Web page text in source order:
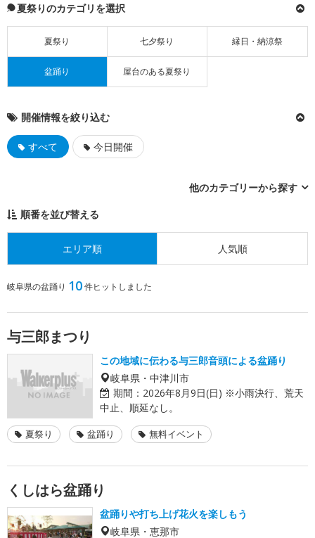
夏祭りのカテゴリを選択
夏祭り 七夕祭り 縁日・納涼祭
盆踊り 屋台のある夏祭り
開催情報を絞り込む
すべて 今日開催
他のカテゴリーから探す
順番を並び替える
エリア順 人気順
岐阜県の盆踊り 10件ヒットしました
与三郎まつり
この地域に伝わる与三郎音頭による盆踊り
岐阜県・中津川市
期間： 2026年8月9日(日) ※小雨決行、荒天
中止、順延なし。
夏祭り 盆踊り 無料イベント
くしはら盆踊り
盆踊りや打ち上げ花火を楽しもう
岐阜県・恵那市